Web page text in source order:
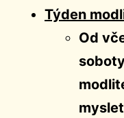
Týden
Od